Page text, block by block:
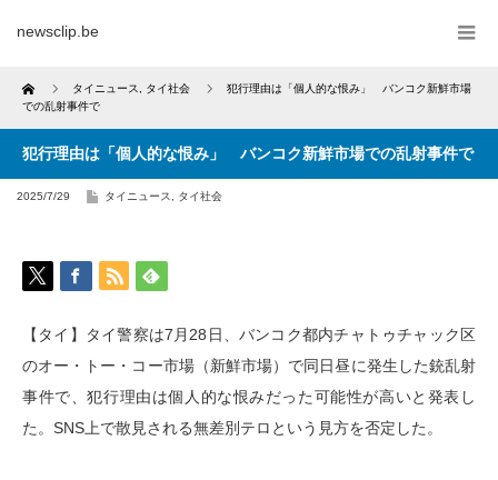
newsclip.be
Home タイニュース タイ社会
犯行理由は「個人的な恨み」 バンコク新鮮市場
での乱射事件で
犯行理由は「個人的な恨み」 バンコク新鮮市場での乱射事件で
2025/7/29 タイニュース タイ社会
【タイ】タイ警察は7月28日、バンコク都内チャトゥチャック区
のオー・トー・コー市場（新鮮市場）で同日昼に発生した銃乱射
事件で、犯行理由は個人的な恨みだった可能性が高いと発表し
た。SNS上で散見される無差別テロという見方を否定した。